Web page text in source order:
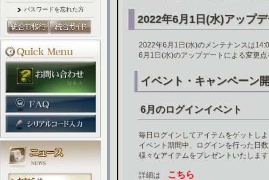
パスワードを忘れた方
2022年6月1日(水)アップ
2022年6月1日(水)のメンテナンスは
6月1日(水)のアップデートによる変更
イベント・キャンペーン
6月のログインイベント
毎日ログインしてアイテムをゲットし
イベント期間中、ログインを行った日
様々なアイテムをプレゼントいたしま
詳細は こちら